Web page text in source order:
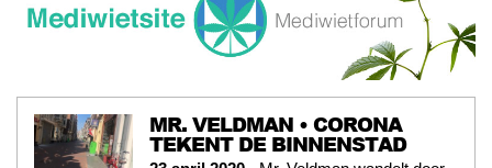
MR. VELDMAN • CORONA
TEKENT DE BINNENSTAD